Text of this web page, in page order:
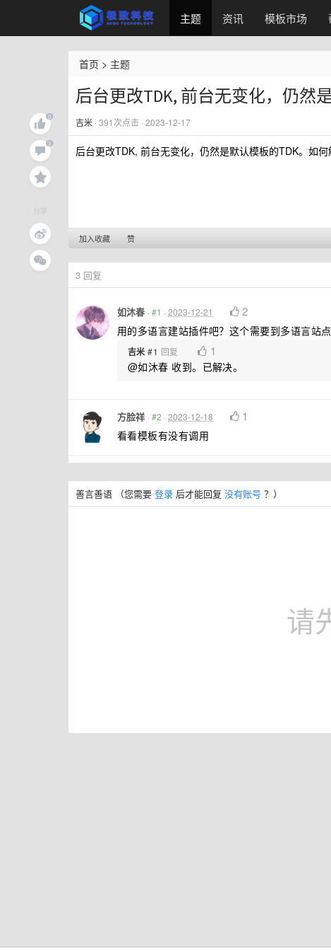
主题 资讯 模板市场
首页 > 主题
后台更改TDK, 前台无变化，仍然
吉米 · 391 次点击 · 2023-12-17
后台更改TDK, 前台无变化，仍然是默认模板的TDK。如何
加入收藏 赞
3 回复
如沐春 · #1 · 2023-12-21 2
用的多语言建站插件吧？这个需要到多语言站点
吉米 #1 回复 1
@如沐春 收到。已解决。
方脸祥 · #2 · 2023-12-18 1
看看模板有没有调用
善言善语 （您需要 登录 后才能回复 没有账号 ？）
请